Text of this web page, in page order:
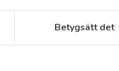
Betygsätt det